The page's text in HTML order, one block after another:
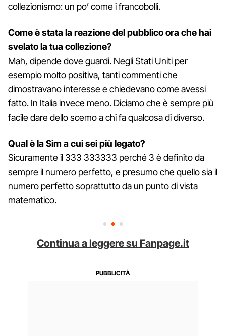
collezionismo: un po’ come i francobolli.
Come è stata la reazione del pubblico ora che hai
svelato la tua collezione?
Mah, dipende dove guardi. Negli Stati Uniti per
esempio molto positiva, tanti commenti che
dimostravano interesse e chiedevano come avessi
fatto. In Italia invece meno. Diciamo che è sempre più
facile dare dello scemo a chi fa qualcosa di diverso.
Qual è la Sim a cui sei più legato?
Sicuramente il 333 333333 perché 3 è definito da
sempre il numero perfetto, e presumo che quello sia il
numero perfetto soprattutto da un punto di vista
matematico.
Continua a leggere su Fanpage.it